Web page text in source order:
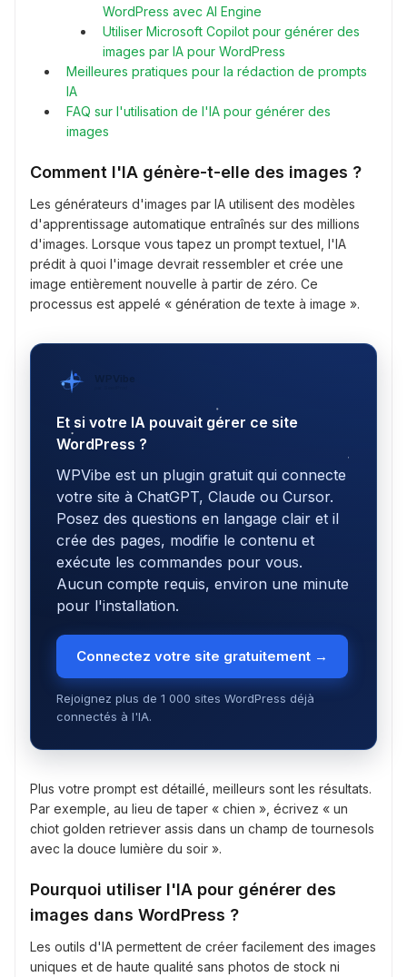
WordPress avec AI Engine
Utiliser Microsoft Copilot pour générer des
images par IA pour WordPress
Meilleures pratiques pour la rédaction de prompts
IA
FAQ sur l'utilisation de l'IA pour générer des
images
Comment l'IA génère-t-elle des images ?
Les générateurs d'images par IA utilisent des modèles
d'apprentissage automatique entraînés sur des millions
d'images. Lorsque vous tapez un prompt textuel, l'IA
prédit à quoi l'image devrait ressembler et crée une
image entièrement nouvelle à partir de zéro. Ce
processus est appelé « génération de texte à image ».
WPVibe
Et si votre IA pouvait gérer ce site
WordPress ?
WPVibe est un plugin gratuit qui connecte
votre site à ChatGPT, Claude ou Cursor.
Posez des questions en langage clair et il
crée des pages, modifie le contenu et
exécute les commandes pour vous.
Aucun compte requis, environ une minute
pour l'installation.
Connectez votre site gratuitement →
Rejoignez plus de 1 000 sites WordPress déjà
connectés à l'IA.
Plus votre prompt est détaillé, meilleurs sont les résultats.
Par exemple, au lieu de taper « chien », écrivez « un
chiot golden retriever assis dans un champ de tournesols
avec la douce lumière du soir ».
Pourquoi utiliser l'IA pour générer des
images dans WordPress ?
Les outils d'IA permettent de créer facilement des images
uniques et de haute qualité sans photos de stock ni